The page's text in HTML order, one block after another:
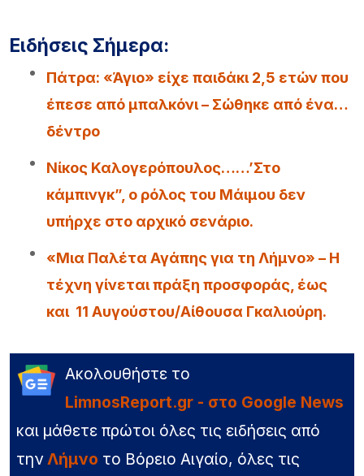
Ειδήσεις Σήμερα:
Πάτρα: «Άγιο» είχε παιδάκι 2,5 ετών που
έπεσε από μπαλκόνι – Σώθηκε από ένα…
δέντρο
Νίκος Καλογερόπουλος……’Στο
κάμπινγκ”, ο ρόλος του Μάιμου δεν
υπήρχε στο αρχικό σενάριο.
«Μια Παλέτα Αγάπης για τη Λήμνο» – Η
τέχνη γίνεται πράξη προσφοράς, έως
και 11 Αυγούστου/Αίθουσα Γκαλιούρη.
Ακολουθήστε το
LimnosReport.gr - στο Google News
και μάθετε πρώτοι όλες τις ειδήσεις από
την Λήμνο το Βόρειο Αιγαίο, όλες τις